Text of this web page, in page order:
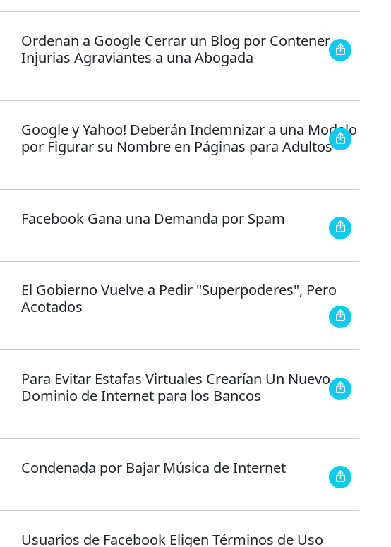
Ordenan a Google Cerrar un Blog por Contener
Injurias Agraviantes a una Abogada
Google y Yahoo! Deberán Indemnizar a una Modelo
por Figurar su Nombre en Páginas para Adultos
Facebook Gana una Demanda por Spam
El Gobierno Vuelve a Pedir "Superpoderes", Pero
Acotados
Para Evitar Estafas Virtuales Crearían Un Nuevo
Dominio de Internet para los Bancos
Condenada por Bajar Música de Internet
Usuarios de Facebook Eligen Términos de Uso